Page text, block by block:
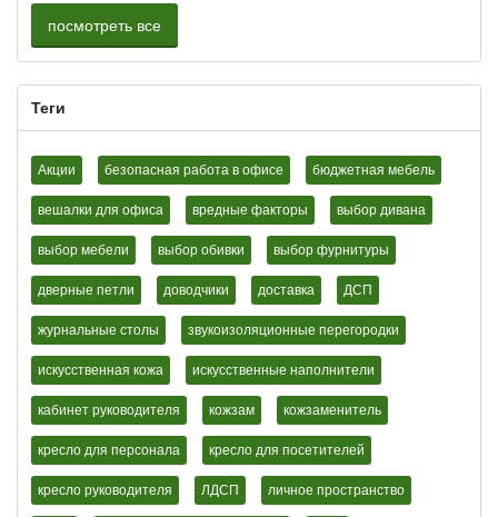
посмотреть все
Теги
Акции безопасная работа в офисе бюджетная мебель
вешалки для офиса вредные факторы выбор дивана
выбор мебели выбор обивки выбор фурнитуры
дверные петли доводчики доставка ДСП
журнальные столы звукоизоляционные перегородки
искусственная кожа искусственные наполнители
кабинет руководителя кожзам кожзаменитель
кресло для персонала кресло для посетителей
кресло руководителя ЛДСП личное пространство